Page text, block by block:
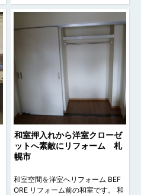
和室押入れから洋室クローゼ
ットへ素敵にリフォーム 札
幌市
和室空間を洋室へリフォーム BEF
ORE リフォーム前の和室です。 和